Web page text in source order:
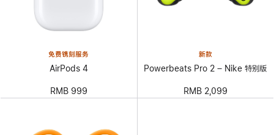
免费镌刻服务
AirPods 4
RMB 999
新款
Powerbeats Pro 2 – Nike 特别版
RMB 2,099